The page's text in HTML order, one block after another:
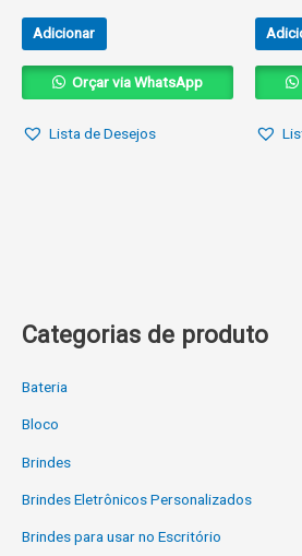
Categorias de produto
Bateria
Bloco
Brindes
Brindes Eletrônicos Personalizados
Brindes para usar no Escritório
Adicionar
Orçar via WhatsApp
Lista de Desejos